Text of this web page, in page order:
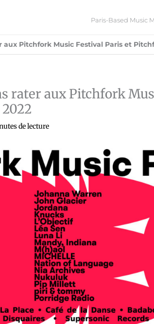
Paris-Based Music
aux Pitchfork Music Festival Paris et
rater aux Pitchfork
de lecture